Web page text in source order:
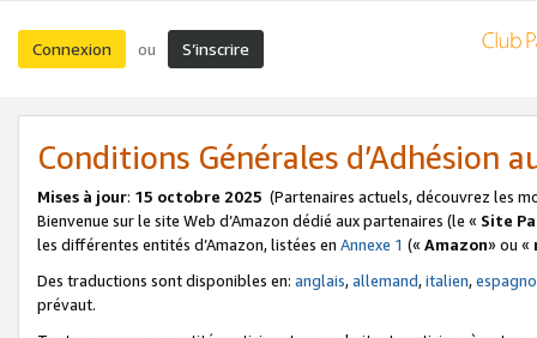
Connexion ou S’inscrire
Conditions Générales d’Adhésion
Mises à jour: 15 octobre 2025 (Partenaires actuels, découvrez les
Bienvenue sur le site Web d’Amazon dédié aux partenaires (le « Site
les différentes entités d’Amazon, listées en Annexe 1 (« Amazon» ou «
Des traductions sont disponibles en: anglais,allemand,italien,
prévaut.